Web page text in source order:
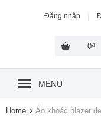
0₫
Đăng nhập |
MENU
Home › Áo khoác blazer